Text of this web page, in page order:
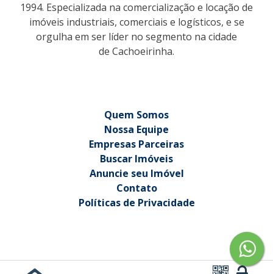
1994. Especializada na comercialização e locação de
imóveis industriais, comerciais e logísticos, e se
orgulha em ser líder no segmento na cidade
de Cachoeirinha.
Quem Somos
Nossa Equipe
Empresas Parceiras
Buscar Imóveis
Anuncie seu Imóvel
Contato
Políticas de Privacidade